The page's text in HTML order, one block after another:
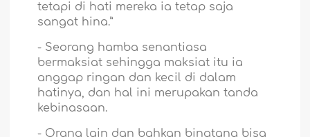
tetapi di hati mereka ia tetap saja
sangat hina.”
- Seorang hamba senantiasa
bermaksiat sehingga maksiat itu ia
anggap ringan dan kecil di dalam
hatinya, dan hal ini merupakan tanda
kebinasaan.
- Orang lain dan bahkan binatang bisa